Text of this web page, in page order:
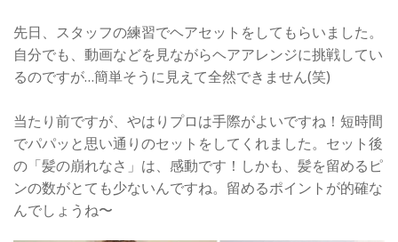
先日、スタッフの練習でヘアセットをしてもらいました。
自分でも、動画などを見ながらヘアアレンジに挑戦してい
るのですが…簡単そうに見えて全然できません(笑)
当たり前ですが、やはりプロは手際がよいですね！短時間
でパパッと思い通りのセットをしてくれました。セット後
の「髪の崩れなさ」は、感動です！しかも、髪を留めるピ
ンの数がとても少ないんですね。留めるポイントが的確な
んでしょうね〜